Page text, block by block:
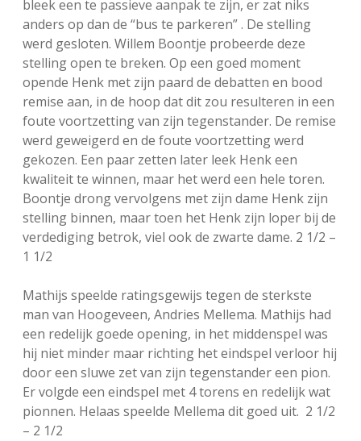
bleek een te passieve aanpak te zijn, er zat niks
anders op dan de “bus te parkeren” . De stelling
werd gesloten. Willem Boontje probeerde deze
stelling open te breken. Op een goed moment
opende Henk met zijn paard de debatten en bood
remise aan, in de hoop dat dit zou resulteren in een
foute voortzetting van zijn tegenstander. De remise
werd geweigerd en de foute voortzetting werd
gekozen. Een paar zetten later leek Henk een
kwaliteit te winnen, maar het werd een hele toren.
Boontje drong vervolgens met zijn dame Henk zijn
stelling binnen, maar toen het Henk zijn loper bij de
verdediging betrok, viel ook de zwarte dame. 2 1/2 –
1 1/2
Mathijs speelde ratingsgewijs tegen de sterkste
man van Hoogeveen, Andries Mellema. Mathijs had
een redelijk goede opening, in het middenspel was
hij niet minder maar richting het eindspel verloor hij
door een sluwe zet van zijn tegenstander een pion.
Er volgde een eindspel met 4 torens en redelijk wat
pionnen. Helaas speelde Mellema dit goed uit. 2 1/2
– 2 1/2